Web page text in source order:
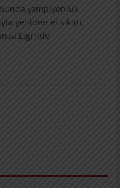
şampiyonluk
yeniden el sıkıştı.
Ligi’nde